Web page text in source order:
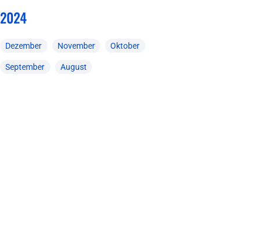
2024
Dezember November Oktober
September August